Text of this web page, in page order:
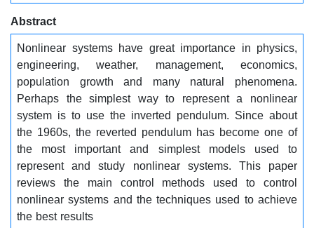
Abstract
Nonlinear systems have great importance in physics,
engineering, weather, management, economics,
population growth and many natural phenomena.
Perhaps the simplest way to represent a nonlinear
system is to use the inverted pendulum. Since about
the 1960s, the reverted pendulum has become one of
the most important and simplest models used to
represent and study nonlinear systems. This paper
reviews the main control methods used to control
nonlinear systems and the techniques used to achieve
the best results